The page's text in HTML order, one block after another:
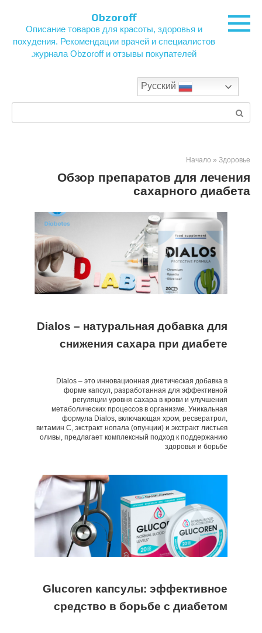
контенту
Obzoroff
Описание товаров для красоты, здоровья и
похудения. Рекомендации врачей и специалистов
журнала Obzoroff и отзывы покупателей.
Поиск:
Начало » Здоровье
Обзор препаратов для лечения
сахарного диабета
Dialos – натуральная добавка для
снижения сахара при диабете
Dialos – это инновационная диетическая добавка в
форме капсул, разработанная для эффективной
регуляции уровня сахара в крови и улучшения
метаболических процессов в организме. Уникальная
формула Dialos, включающая хром, ресвератрол,
витамин С, экстракт нопала (опунции) и экстракт листьев
оливы, предлагает комплексный подход к поддержанию
здоровья и борьбе
Glucoren капсулы: эффективное
средство в борьбе с диабетом